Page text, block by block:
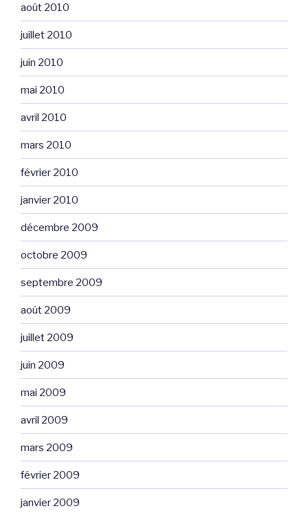
août 2010
juillet 2010
juin 2010
mai 2010
avril 2010
mars 2010
février 2010
janvier 2010
décembre 2009
octobre 2009
septembre 2009
août 2009
juillet 2009
juin 2009
mai 2009
avril 2009
mars 2009
février 2009
janvier 2009